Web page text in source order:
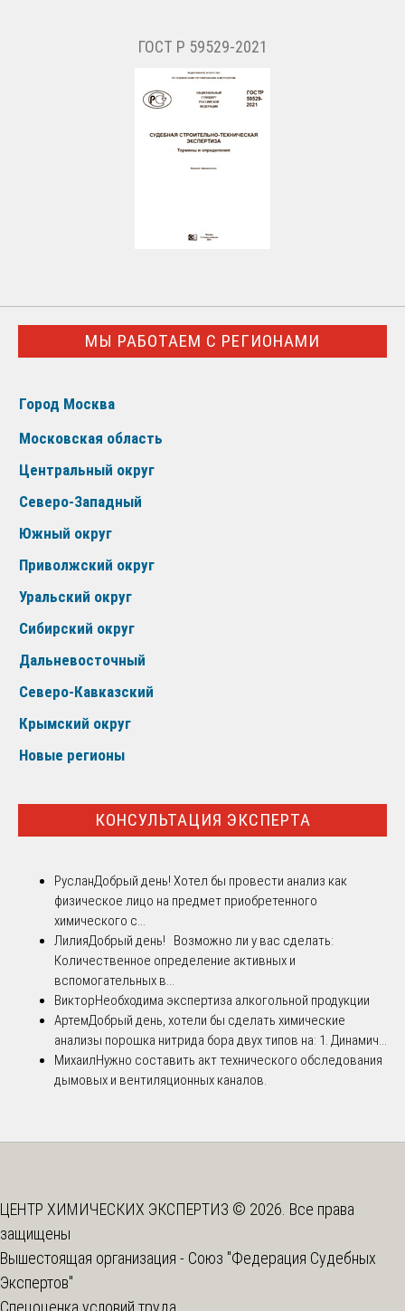
ГОСТ Р 59529-2021
МЫ РАБОТАЕМ С РЕГИОНАМИ
Город Москва
Московская область
Центральный округ
Северо-Западный
Южный округ
Приволжский округ
Уральский округ
Сибирский округ
Дальневосточный
Северо-Кавказский
Крымский округ
Новые регионы
КОНСУЛЬТАЦИЯ ЭКСПЕРТА
РусланДобрый день! Хотел бы провести анализ как
физическое лицо на предмет приобретенного
химического с...
ЛилияДобрый день! Возможно ли у вас сделать:
Количественное определение активных и
вспомогательных в...
ВикторНеобходима экспертиза алкогольной продукции
АртемДобрый день, хотели бы сделать химические
анализы порошка нитрида бора двух типов на: 1. Динамич...
МихаилНужно составить акт технического обследования
дымовых и вентиляционных каналов.
ЦЕНТР ХИМИЧЕСКИХ ЭКСПЕРТИЗ © 2026. Все права
защищены
Вышестоящая организация - Союз "Федерация Судебных
Экспертов"